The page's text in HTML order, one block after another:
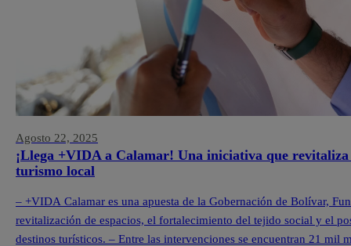
Agosto 22, 2025
¡Llega +VIDA a Calamar! Una iniciativa que
turismo local
– +VIDA Calamar es una apuesta de la Gobernación de Bolívar,
revitalización de espacios, el fortalecimiento del tejido social y el
destinos turísticos. – Entre las intervenciones se encuentran 21 mil